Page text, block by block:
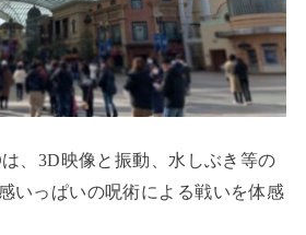
、3D映像と振動、水しぶき等の
いっぱいの呪術による戦いを体感